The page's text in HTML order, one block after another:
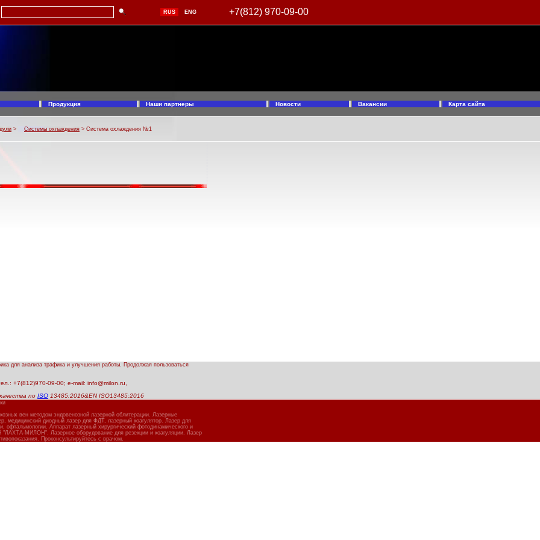
RUS ENG +7(812) 970-09-00
Продукция Наши партнеры Новости Вакансии Карта сайта
> Системы охлаждения > Система охлаждения №1
для анализа трафика и улучшения работы. Продолжая пользоваться
+7(812)970-09-00; e-mail: info@milon.ru,
по ISO 13485:2016&EN ISO13485:2016
вен методом эндовенозной лазерной облитерации. Лазерные
диодный лазер для ФДТ, лазерный коагулятор. Лазер для
офтальмологии. Аппарат лазерный хирургический фотодинамического и
"ЛАХТА-МИЛОН". Лазерное оборудование для резекции и коагуляции. Лазер
Проконсультируйтесь с врачом.